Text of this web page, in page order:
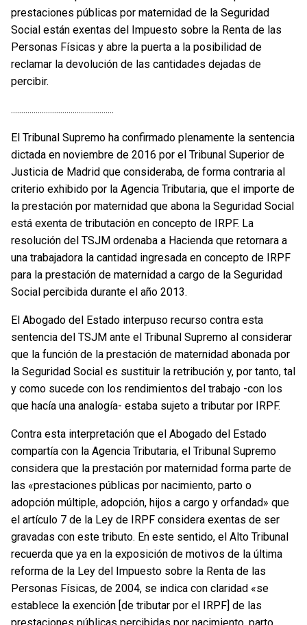
prestaciones públicas por maternidad de la Seguridad
Social están exentas del Impuesto sobre la Renta de las
Personas Físicas y abre la puerta a la posibilidad de
reclamar la devolución de las cantidades dejadas de
percibir.
..................................................
El Tribunal Supremo ha confirmado plenamente la sentencia
dictada en noviembre de 2016 por el Tribunal Superior de
Justicia de Madrid que consideraba, de forma contraria al
criterio exhibido por la Agencia Tributaria, que el importe de
la prestación por maternidad que abona la Seguridad Social
está exenta de tributación en concepto de IRPF. La
resolución del TSJM ordenaba a Hacienda que retornara a
una trabajadora la cantidad ingresada en concepto de IRPF
para la prestación de maternidad a cargo de la Seguridad
Social percibida durante el año 2013.
El Abogado del Estado interpuso recurso contra esta
sentencia del TSJM ante el Tribunal Supremo al considerar
que la función de la prestación de maternidad abonada por
la Seguridad Social es sustituir la retribución y, por tanto, tal
y como sucede con los rendimientos del trabajo -con los
que hacía una analogía- estaba sujeto a tributar por IRPF.
Contra esta interpretación que el Abogado del Estado
compartía con la Agencia Tributaria, el Tribunal Supremo
considera que la prestación por maternidad forma parte de
las «prestaciones públicas por nacimiento, parto o
adopción múltiple, adopción, hijos a cargo y orfandad» que
el artículo 7 de la Ley de IRPF considera exentas de ser
gravadas con este tributo. En este sentido, el Alto Tribunal
recuerda que ya en la exposición de motivos de la última
reforma de la Ley del Impuesto sobre la Renta de las
Personas Físicas, de 2004, se indica con claridad «se
establece la exención [de tributar por el IRPF] de las